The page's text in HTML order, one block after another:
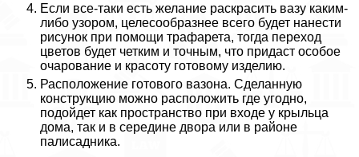
Если все-таки есть желание раскрасить вазу каким-
либо узором, целесообразнее всего будет нанести
рисунок при помощи трафарета, тогда переход
цветов будет четким и точным, что придаст особое
очарование и красоту готовому изделию.
Расположение готового вазона. Сделанную
конструкцию можно расположить где угодно,
подойдет как прострaнcтво при входе у крыльца
дома, так и в середине двора или в районе
палисадника.